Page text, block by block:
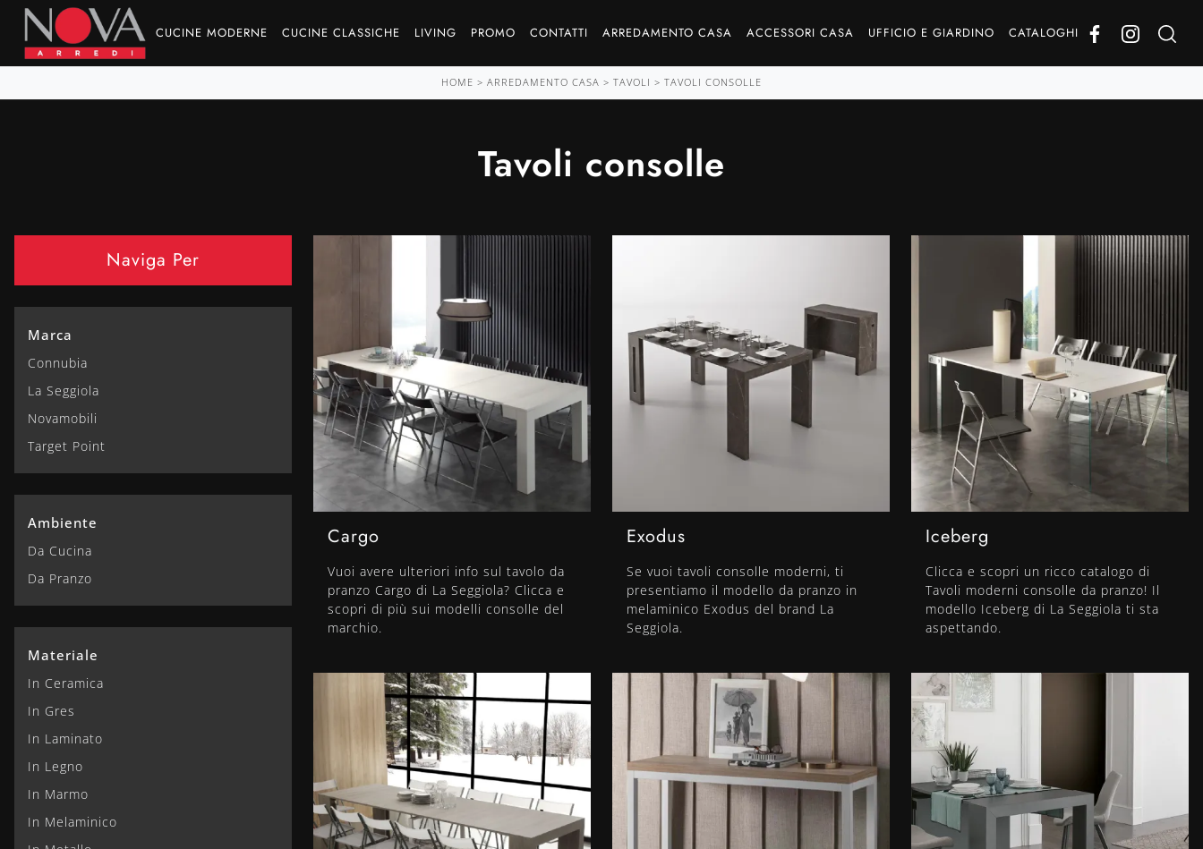
CUCINE MODERNE CUCINE CLASSICHE LIVING PROMO CONTATTI ARREDAMENTO CASA ACCESSORI CASA UFFICIO E GIARDINO CATALOGHI
HOME > ARREDAMENTO CASA > TAVOLI > TAVOLI CONSOLLE
Tavoli consolle
Naviga Per
Marca
Connubia
La Seggiola
Novamobili
Target Point
Ambiente
Da Cucina
Da Pranzo
Materiale
In Ceramica
In Gres
In Laminato
In Legno
In Marmo
In Melaminico
Cargo
Vuoi avere ulteriori info sul tavolo da
pranzo Cargo di La Seggiola? Clicca e
scopri di più sui modelli consolle del
marchio.
Exodus
Se vuoi tavoli consolle moderni, ti
presentiamo il modello da pranzo in
melaminico Exodus del brand La
Seggiola.
Iceberg
Clicca e scopri un ricco catalogo di
Tavoli moderni consolle da pranzo! Il
modello Iceberg di La Seggiola ti sta
aspettando.